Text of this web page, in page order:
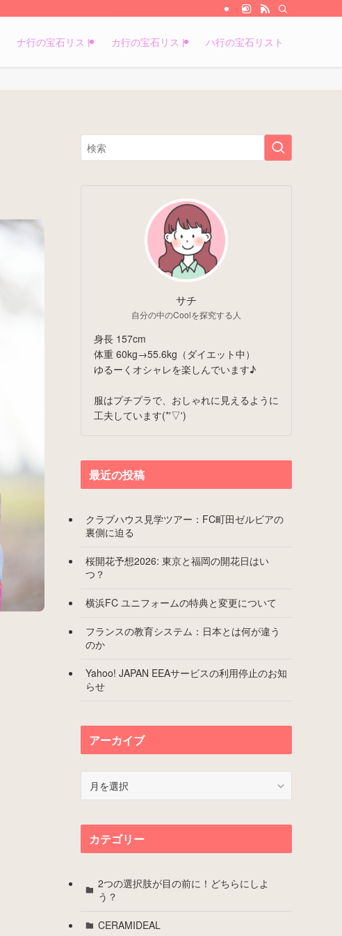
ナ行の宝石リスト カ行の宝石リスト ハ行の宝石リスト
サチ
自分の中のCoolを探究する人
身長 157cm
体重 60kg→55.6kg（ダイエット中）
ゆるーくオシャレを楽しんでいます♪
服はプチプラで、おしゃれに見えるように
工夫しています(*'▽')
最近の投稿
クラブハウス見学ツアー：FC町田ゼルビアの
裏側に迫る
桜開花予想2026: 東京と福岡の開花日はい
つ？
横浜FC ユニフォームの特典と変更について
フランスの教育システム：日本とは何が違う
のか
Yahoo! JAPAN EEAサービスの利用停止のお知
らせ
アーカイブ
イ
カテゴリー
2つの選択肢が目の前に！どちらにしよ
う？
CERAMIDEAL